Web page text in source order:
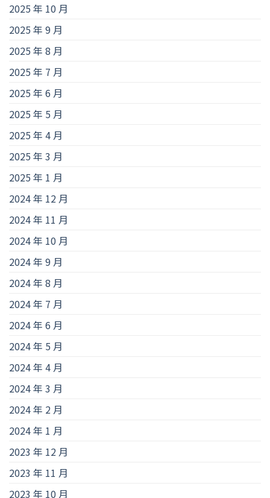
2025 年 10 月
2025 年 9 月
2025 年 8 月
2025 年 7 月
2025 年 6 月
2025 年 5 月
2025 年 4 月
2025 年 3 月
2025 年 1 月
2024 年 12 月
2024 年 11 月
2024 年 10 月
2024 年 9 月
2024 年 8 月
2024 年 7 月
2024 年 6 月
2024 年 5 月
2024 年 4 月
2024 年 3 月
2024 年 2 月
2024 年 1 月
2023 年 12 月
2023 年 11 月
2023 年 10 月